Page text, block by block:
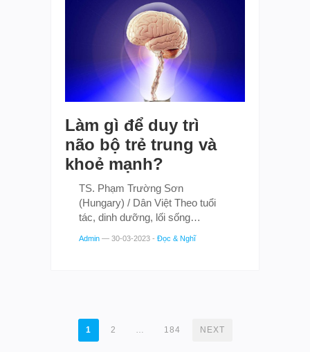
Làm gì để duy trì
não bộ trẻ trung và
khoẻ mạnh?
TS. Phạm Trường Sơn
(Hungary) / Dân Việt Theo tuổi
tác, dinh dưỡng, lối sống…
Admin — 30-03-2023 - Đọc & Nghĩ
POSTS
1 2 184 NEXT